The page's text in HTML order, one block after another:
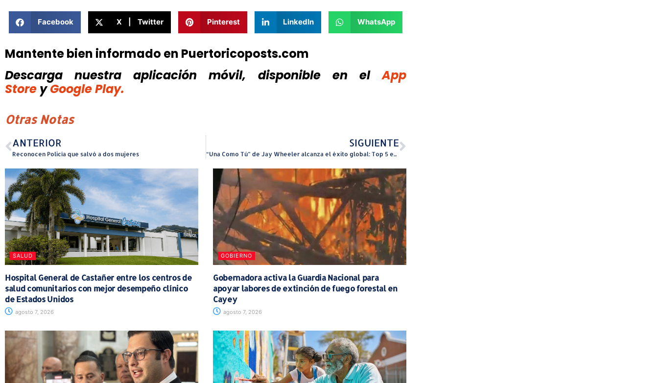
Facebook X | Twitter Pinterest LinkedIn WhatsApp
Mantente bien informado en Puertoricoposts.com
Descarga nuestra aplicación móvil, disponible
en el
App
Store y Google Play.
Otras Notas
ANTERIOR
Reconocen Policía que salvó a dos mujeres
SIGUIENTE
“Una Como Tú” de Jay Wheeler alcanza el éxito global: Top 5 en YouTube y #1 en Puerto Rico
SALUD
Hospital General de Castañer entre los centros de
salud comunitarios con mejor desempeño clínico
de Estados Unidos
agosto 7, 2026
GOBIERNO
Gobernadora activa la Guardia Nacional para
apoyar labores de extinción de fuego forestal en
Cayey
agosto 7, 2026